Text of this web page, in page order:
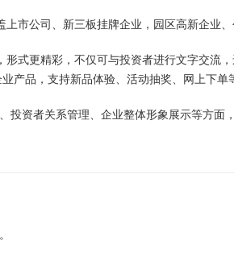
市公司、新三板挂牌企业，园区高新企业
式更精彩，不仅可与投资者进行文字交流
产品，支持新品体验、活动抽奖、网上下单
投资者关系管理、企业整体形象展示等方面